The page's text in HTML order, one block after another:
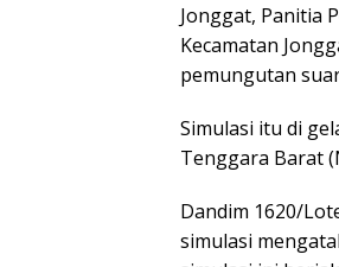
Jonggat, Panitia
Kecamatan
pemungutan
Simulasi itu di
Tenggara Barat
Dandim 1620/
simulasi